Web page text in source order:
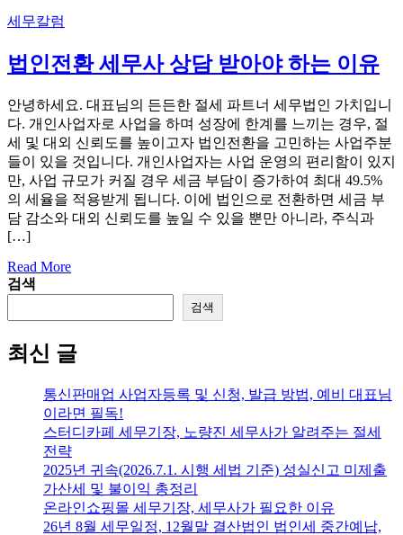
Categories
세무칼럼
법인전환 세무사 상담 받아야 하는 이유
안녕하세요. 대표님의 든든한 절세 파트너 세무법인 가치입니
다. 개인사업자로 사업을 하며 성장에 한계를 느끼는 경우, 절
세 및 대외 신뢰도를 높이고자 법인전환을 고민하는 사업주분
들이 있을 것입니다. 개인사업자는 사업 운영의 편리함이 있지
만, 사업 규모가 커질 경우 세금 부담이 증가하여 최대 49.5%
의 세율을 적용받게 됩니다. 이에 법인으로 전환하면 세금 부
담 감소와 대외 신뢰도를 높일 수 있을 뿐만 아니라, 주식과
[…]
Read More
검색
검색
최신 글
통신판매업 사업자등록 및 신청, 발급 방법, 예비 대표님
이라면 필독!
스터디카페 세무기장, 노량진 세무사가 알려주는 절세
전략
2025년 귀속(2026.7.1. 시행 세법 기준) 성실신고 미제출
가산세 및 불이익 총정리
온라인쇼핑몰 세무기장, 세무사가 필요한 이유
26년 8월 세무일정, 12월말 결산법인 법인세 중간예납,